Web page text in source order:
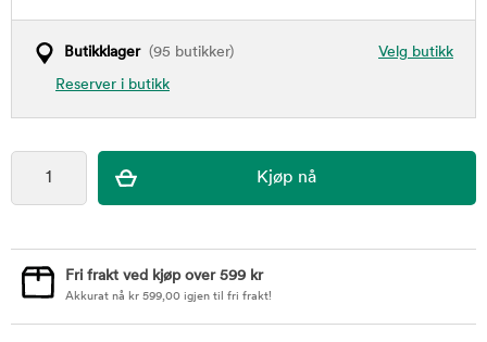
Velg butikk
Butikklager(95 butikker)
Reserver i butikk
Fri frakt ved kjøp over 599 kr
Akkurat nå kr 599,00 igjen til fri frakt!